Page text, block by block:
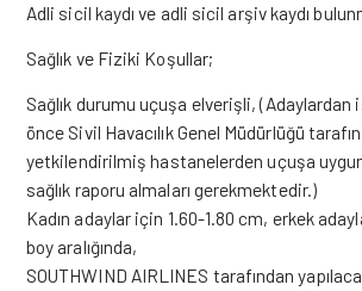
Adli sicil kaydı ve adli sicil arşiv kaydı
Sağlık ve Fiziki Koşullar;
Sağlık durumu uçuşa elverişli, (Adaylardan
önce Sivil Havacılık Genel Müdürlüğü
yetkilendirilmiş hastanelerden uçuşa
sağlık raporu almaları gerekmektedir.)
Kadın adaylar için 1.60-1.80 cm, erkek
boy aralığında,
SOUTHWIND AIRLINES tarafından